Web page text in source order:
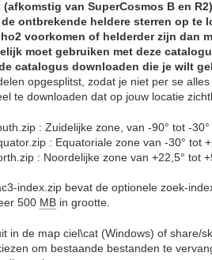
van SuperCosmos B en
ontbrekende heldere sterren op te
voorkomen of helderder zijn dan
moet gebruiken met deze
catalogus downloaden die je wilt
opgesplitst, zodat je niet per se
te downloaden dat op jouw locatie
: Zuidelijke zone, van -90° tot -30°
: Equatoriale zone van -30° tot
: Noordelijke zone van +22,5° tot
index.zip bevat de optionele zoek-
500 MB in grootte.
in de map ciel\cat (Windows) of share/
om bestaande bestanden te